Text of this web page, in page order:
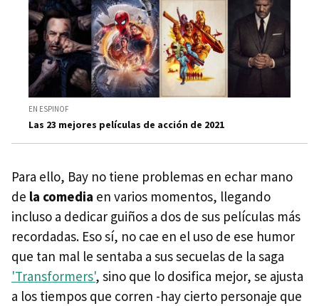
EN ESPINOF
Las 23 mejores películas de acción de 2021
Para ello, Bay no tiene problemas en echar mano
de la comedia en varios momentos, llegando
incluso a dedicar guiños a dos de sus películas más
recordadas. Eso sí, no cae en el uso de ese humor
que tan mal le sentaba a sus secuelas de la saga
'Transformers', sino que lo dosifica mejor, se ajusta
a los tiempos que corren -hay cierto personaje que